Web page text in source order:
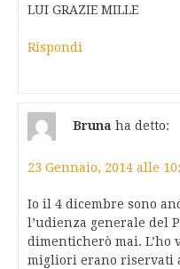
LUI GRAZIE MILLE
Rispondi
Bruna ha detto:
23 Gennaio, 2014 alle
Io il 4 dicembre sono
l’udienza generale del
dimenticherò mai. L’ho
migliori erano riservati